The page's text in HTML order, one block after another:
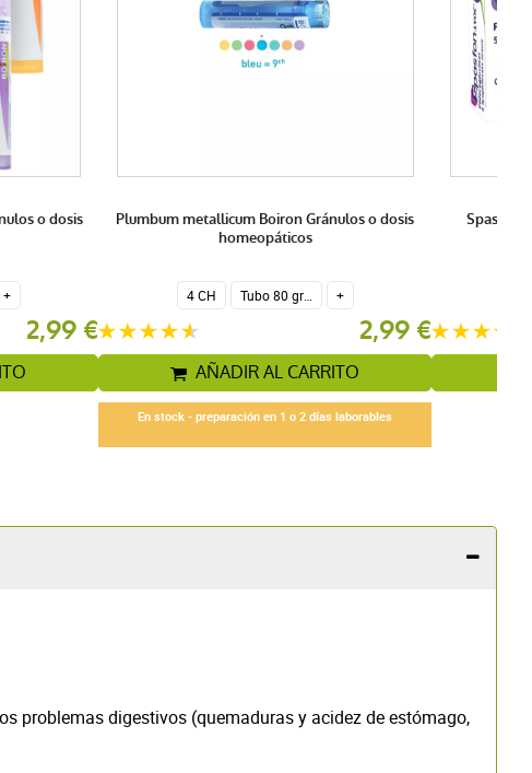
o dosis
+
2,99 €
Plumbum metallicum Boiron Gránulos o dosis
homeopáticos
4 CH Tubo 80 gránulos 4 g. +
2,99 €
AÑADIR AL CARRITO
En stock - preparación en 1 o 2 días laborables
Spasfon-
problemas digestivos (quemaduras y acidez de estómago,